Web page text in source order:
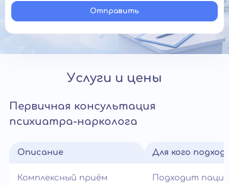
Отправить
Услуги и цены
Первичная консультация
психиатра-нарколога
Описание
Комплексный приём
Для кого
Подходит